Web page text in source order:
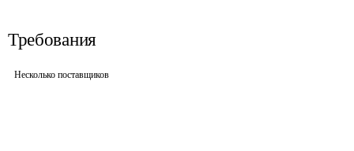
Требования
Несколько поставщиков